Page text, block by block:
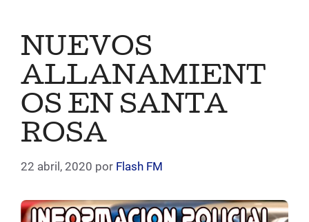
NUEVOS
ALLANAMIENT
OS EN SANTA
ROSA
22 abril, 2020 por Flash FM